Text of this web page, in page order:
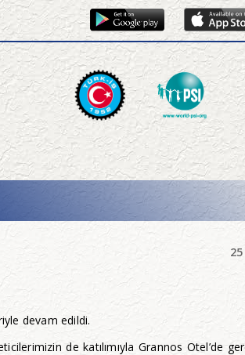
devam edildi.
de katılımıyla Grannos Otel’de